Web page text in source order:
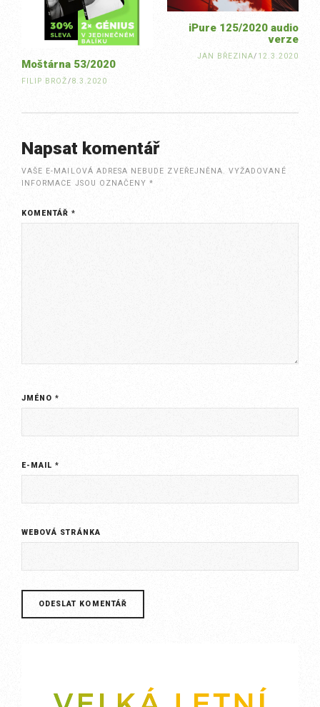
iPure 125/2020 audio
verze
JAN BŘEZINA/ 12.3.2020
Moštárna 53/2020
FILIP BROŽ/8.3.2020
Napsat komentář
VAŠE E-MAILOVÁ ADRESA NEBUDE ZVEŘEJNĚNA. VYŽADOVANÉ
INFORMACE JSOU OZNAČENY*
KOMENTÁŘ*
JMÉNO*
E-MAIL*
WEBOVÁ STRÁNKA